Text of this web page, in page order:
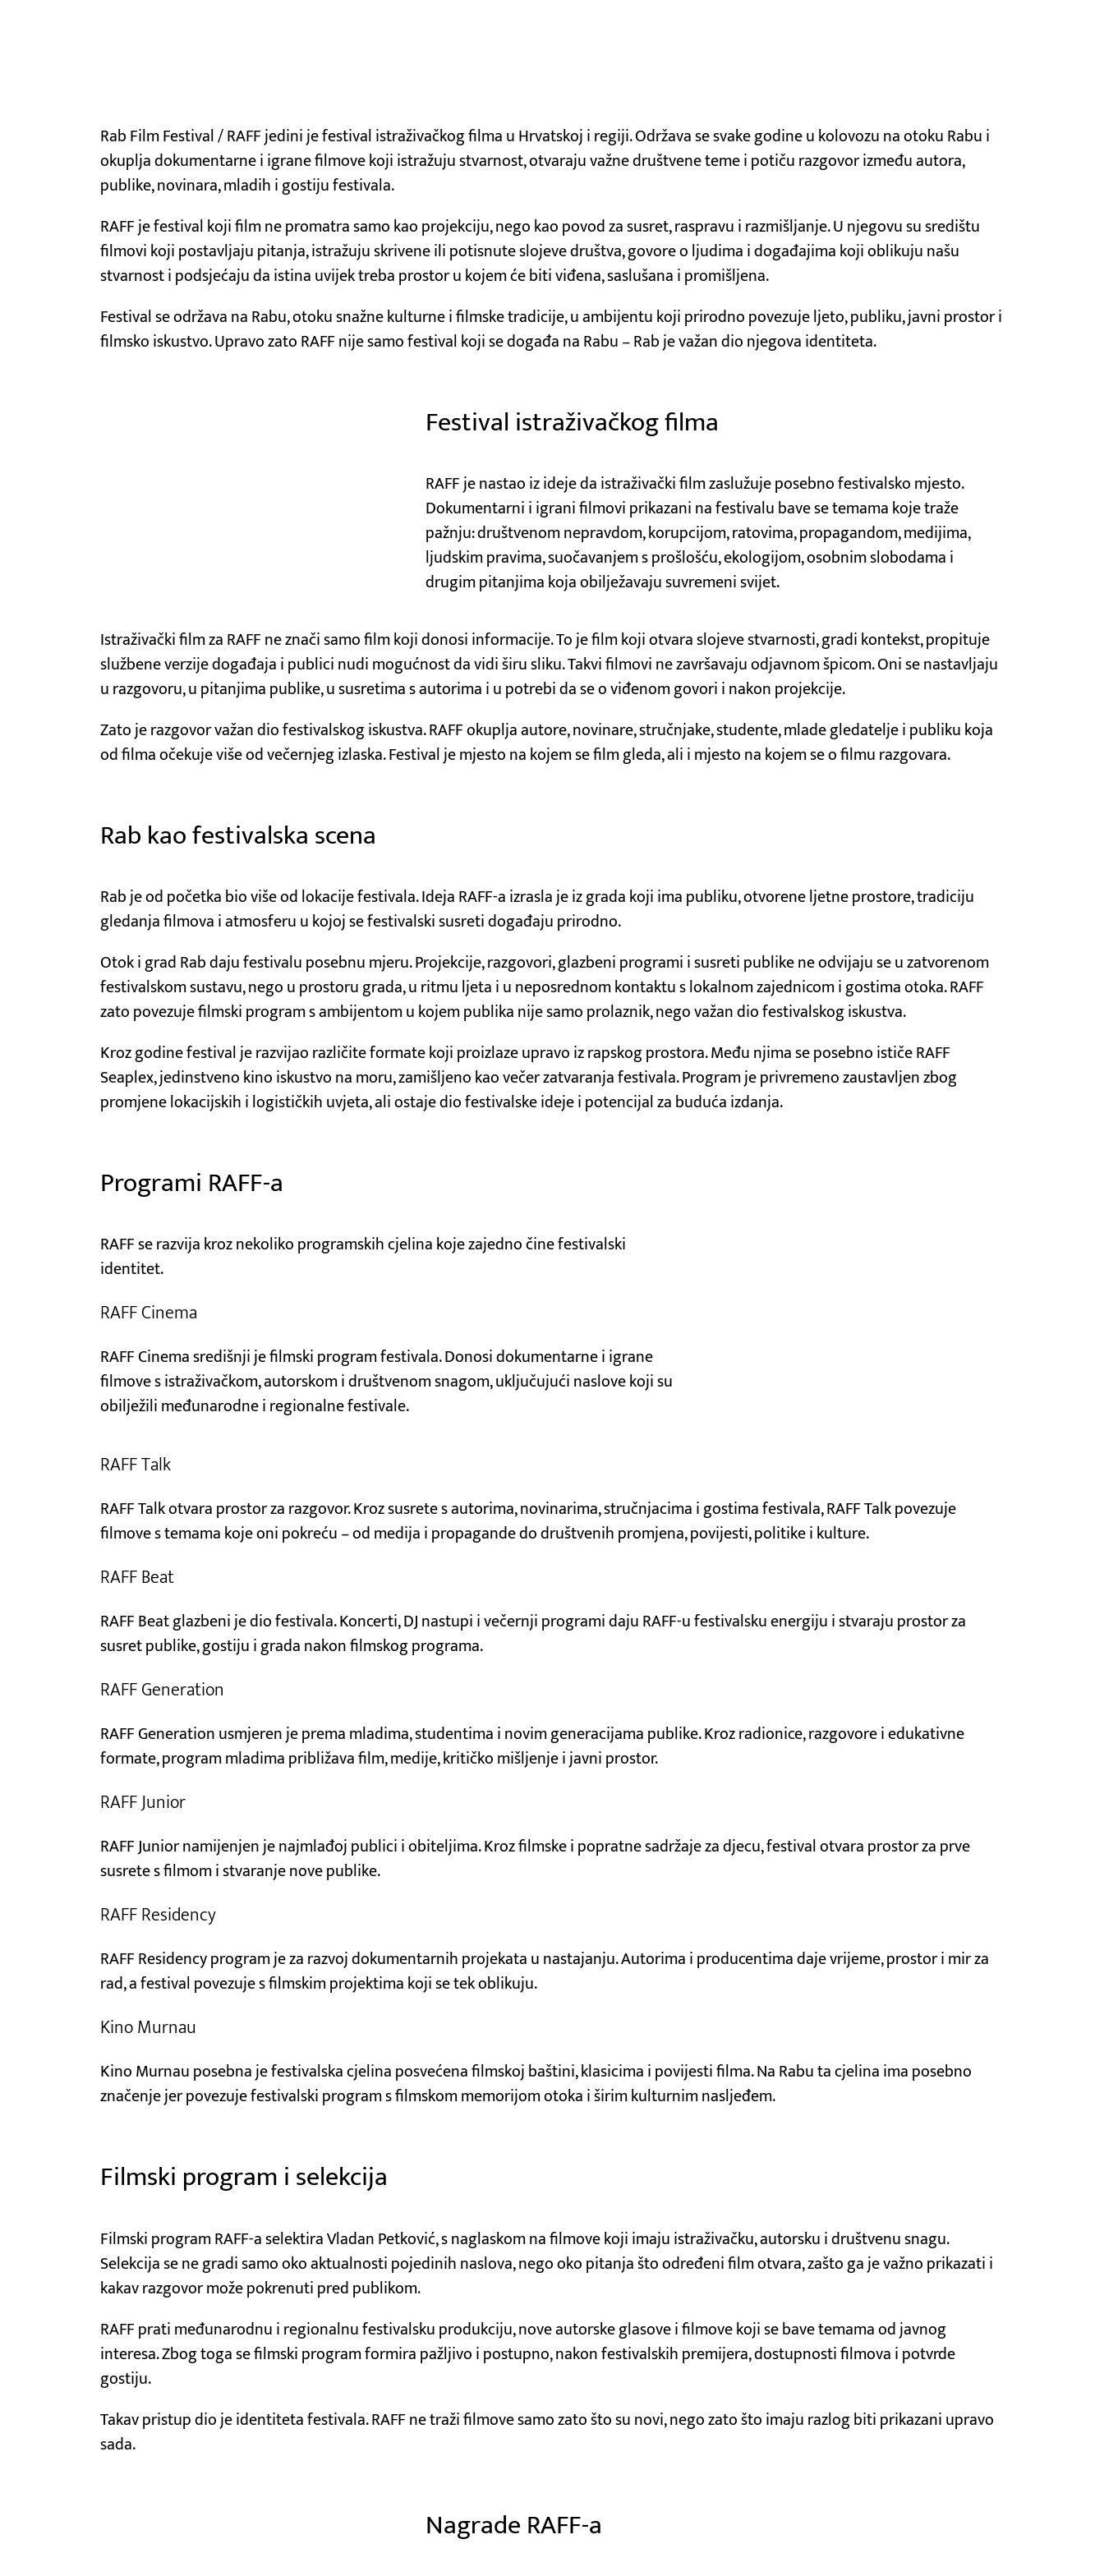
Rab Film Festival / RAFF jedini je festival istraživačkog filma u Hrvatskoj i regiji. Održava se svake godine u kolovozu na otoku Rabu i
okuplja dokumentarne i igrane filmove koji istražuju stvarnost, otvaraju važne društvene teme i potiču razgovor između autora,
publike, novinara, mladih i gostiju festivala.
RAFF je festival koji film ne promatra samo kao projekciju, nego kao povod za susret, raspravu i razmišljanje. U njegovu su središtu
filmovi koji postavljaju pitanja, istražuju skrivene ili potisnute slojeve društva, govore o ljudima i događajima koji oblikuju našu
stvarnost i podsjećaju da istina uvijek treba prostor u kojem će biti viđena, saslušana i promišljena.
Festival se održava na Rabu, otoku snažne kulturne i filmske tradicije, u ambijentu koji prirodno povezuje ljeto, publiku, javni prostor i
filmsko iskustvo. Upravo zato RAFF nije samo festival koji se događa na Rabu – Rab je važan dio njegova identiteta.
Festival istraživačkog filma
RAFF je nastao iz ideje da istraživački film zaslužuje posebno festivalsko mjesto.
Dokumentarni i igrani filmovi prikazani na festivalu bave se temama koje traže
pažnju: društvenom nepravdom, korupcijom, ratovima, propagandom, medijima,
ljudskim pravima, suočavanjem s prošlošću, ekologijom, osobnim slobodama i
drugim pitanjima koja obilježavaju suvremeni svijet.
Istraživački film za RAFF ne znači samo film koji donosi informacije. To je film koji otvara slojeve stvarnosti, gradi kontekst, propituje
službene verzije događaja i publici nudi mogućnost da vidi širu sliku. Takvi filmovi ne završavaju odjavnom špicom. Oni se nastavljaju
u razgovoru, u pitanjima publike, u susretima s autorima i u potrebi da se o viđenom govori i nakon projekcije.
Zato je razgovor važan dio festivalskog iskustva. RAFF okuplja autore, novinare, stručnjake, studente, mlade gledatelje i publiku koja
od filma očekuje više od večernjeg izlaska. Festival je mjesto na kojem se film gleda, ali i mjesto na kojem se o filmu razgovara.
Rab kao festivalska scena
Rab je od početka bio više od lokacije festivala. Ideja RAFF-a izrasla je iz grada koji ima publiku, otvorene ljetne prostore, tradiciju
gledanja filmova i atmosferu u kojoj se festivalski susreti događaju prirodno.
Otok i grad Rab daju festivalu posebnu mjeru. Projekcije, razgovori, glazbeni programi i susreti publike ne odvijaju se u zatvorenom
festivalskom sustavu, nego u prostoru grada, u ritmu ljeta i u neposrednom kontaktu s lokalnom zajednicom i gostima otoka. RAFF
zato povezuje filmski program s ambijentom u kojem publika nije samo prolaznik, nego važan dio festivalskog iskustva.
Kroz godine festival je razvijao različite formate koji proizlaze upravo iz rapskog prostora. Među njima se posebno ističe RAFF
Seaplex, jedinstveno kino iskustvo na moru, zamišljeno kao večer zatvaranja festivala. Program je privremeno zaustavljen zbog
promjene lokacijskih i logističkih uvjeta, ali ostaje dio festivalske ideje i potencijal za buduća izdanja.
Programi RAFF-a
RAFF se razvija kroz nekoliko programskih cjelina koje zajedno čine festivalski
identitet.
RAFF Cinema
RAFF Cinema središnji je filmski program festivala. Donosi dokumentarne i igrane
filmove s istraživačkom, autorskom i društvenom snagom, uključujući naslove koji su
obilježili međunarodne i regionalne festivale.
RAFF Talk
RAFF Talk otvara prostor za razgovor. Kroz susrete s autorima, novinarima, stručnjacima i gostima festivala, RAFF Talk povezuje
filmove s temama koje oni pokreću – od medija i propagande do društvenih promjena, povijesti, politike i kulture.
RAFF Beat
RAFF Beat glazbeni je dio festivala. Koncerti, DJ nastupi i večernji programi daju RAFF-u festivalsku energiju i stvaraju prostor za
susret publike, gostiju i grada nakon filmskog programa.
RAFF Generation
RAFF Generation usmjeren je prema mladima, studentima i novim generacijama publike. Kroz radionice, razgovore i edukativne
formate, program mladima približava film, medije, kritičko mišljenje i javni prostor.
RAFF Junior
RAFF Junior namijenjen je najmlađoj publici i obiteljima. Kroz filmske i popratne sadržaje za djecu, festival otvara prostor za prve
susrete s filmom i stvaranje nove publike.
RAFF Residency
RAFF Residency program je za razvoj dokumentarnih projekata u nastajanju. Autorima i producentima daje vrijeme, prostor i mir za
rad, a festival povezuje s filmskim projektima koji se tek oblikuju.
Kino Murnau
Kino Murnau posebna je festivalska cjelina posvećena filmskoj baštini, klasicima i povijesti filma. Na Rabu ta cjelina ima posebno
značenje jer povezuje festivalski program s filmskom memorijom otoka i širim kulturnim nasljeđem.
Filmski program i selekcija
Filmski program RAFF-a selektira Vladan Petković, s naglaskom na filmove koji imaju istraživačku, autorsku i društvenu snagu.
Selekcija se ne gradi samo oko aktualnosti pojedinih naslova, nego oko pitanja što određeni film otvara, zašto ga je važno prikazati i
kakav razgovor može pokrenuti pred publikom.
RAFF prati međunarodnu i regionalnu festivalsku produkciju, nove autorske glasove i filmove koji se bave temama od javnog
interesa. Zbog toga se filmski program formira pažljivo i postupno, nakon festivalskih premijera, dostupnosti filmova i potvrde
gostiju.
Takav pristup dio je identiteta festivala. RAFF ne traži filmove samo zato što su novi, nego zato što imaju razlog biti prikazani upravo
sada.
Nagrade RAFF-a